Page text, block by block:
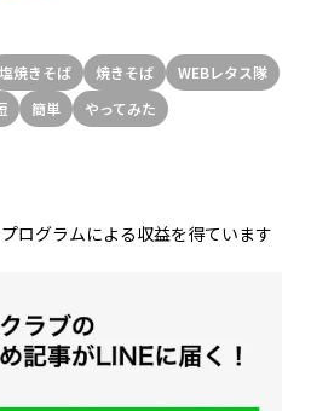
塩焼きそば 焼きそば
WEBレタス隊
簡単
やってみた
ログラムによる収益を得ています